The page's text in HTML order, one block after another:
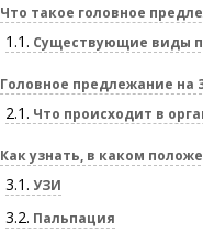
Что такое головное
1.1 Существующие виды
Головное предлежание
2.1 Что происходит в
Как узнать, в каком
3.1 УЗИ
3.2 Пальпация